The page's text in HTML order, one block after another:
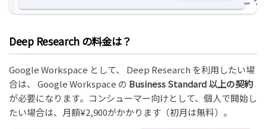
Deep Research の料金は？
Google Workspace として、 Deep Research を利用したい場
合は、 Google Workspace の Business Standard 以上の契約
が必要になります。コンシューマー向けとして、個人で開始し
たい場合は、月額¥2,900がかかります（初月は無料）。